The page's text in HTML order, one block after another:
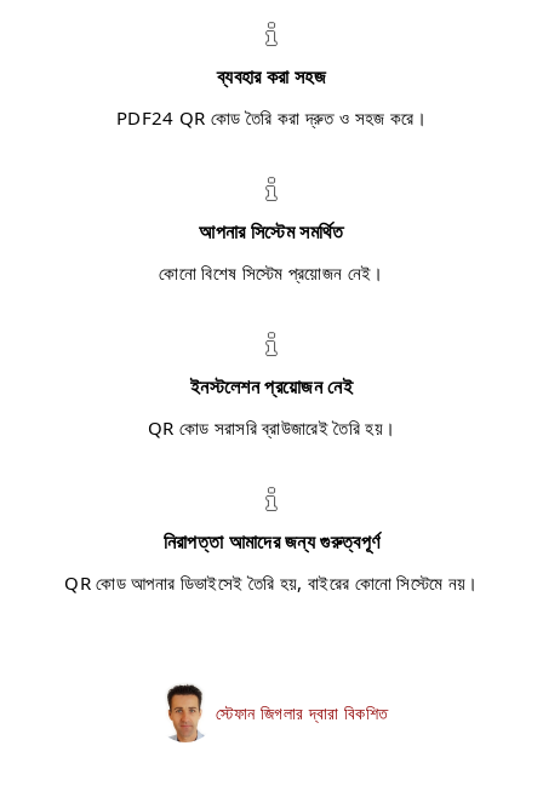
ব্যবহার করা সহজ
PDF24 QR কোড তৈরি করা দ্রুত ও সহজ করে।
আপনার সিস্টেম সমর্থিত
কোনো বিশেষ সিস্টেম প্রয়োজন নেই।
ইনস্টলেশন প্রয়োজন নেই
QR কোড সরাসরি ব্রাউজারেই তৈরি হয়।
নিরাপত্তা আমাদের জন্য গুরুত্বপূর্ণ
QR কোড আপনার ডিভাইসেই তৈরি হয়, বাইরের কোনো সিস্টেমে নয়।
স্টেফান জিগলার দ্বারা বিকশিত